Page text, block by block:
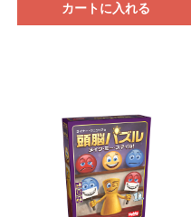
カートに入れる